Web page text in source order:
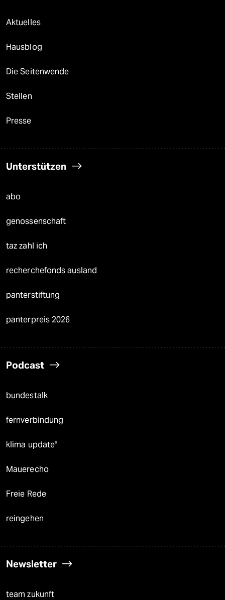
Aktuelles
Hausblog
Die Seitenwende
Stellen
Presse
Unterstützen
abo
genossenschaft
taz zahl ich
recherchefonds ausland
panterstiftung
panterpreis 2026
Podcast
bundestalk
fernverbindung
klima update°
Mauerecho
Freie Rede
reingehen
Newsletter
team zukunft